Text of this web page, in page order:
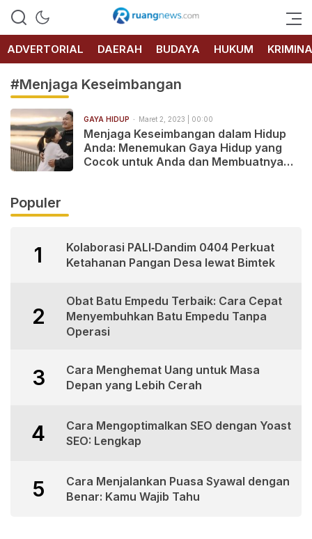
RUANG
NEWS
ADVERTORIAL
DAERAH BUDAYA HUKUM
#Menjaga Keseimbangan
GAYA HIDUP Maret 2, 2023 | 00:00
Menjaga Keseimbangan dalam Hidup
Anda: Menemukan Gaya Hidup yang
Cocok untuk Anda dan Membuatnya
Populer
1
Kolaborasi PALI‑Dandim 0404 Perkuat
Ketahanan Pangan Desa lewat Bimtek
2
Obat Batu Empedu Terbaik: Cara Cepat
Menyembuhkan Batu Empedu Tanpa
Operasi
3
Cara Menghemat Uang untuk Masa
Depan yang Lebih Cerah
4
Cara Mengoptimalkan SEO dengan Yoast
SEO: Lengkap
5
Cara Menjalankan Puasa Syawal dengan
Benar: Kamu Wajib Tahu